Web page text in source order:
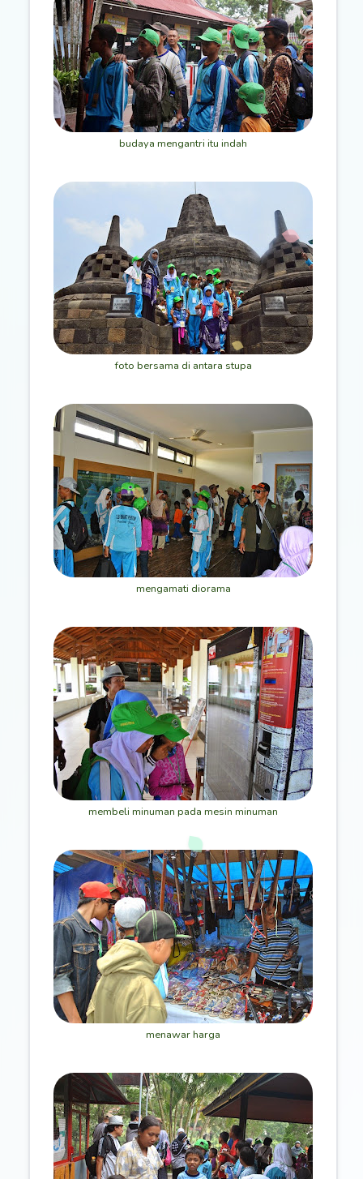
budaya mengantri itu indah
foto bersama di antara stupa
mengamati diorama
membeli minuman pada mesin minuman
menawar harga